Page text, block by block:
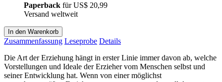
Paperback fürUS$ 20,99
Versand weltweit
In den Warenkorb
Zusammenfassung Leseprobe Details
Die Art der Erziehung hängt in erster Linie immer davon ab, welche
Vorstellungen und Ideale der Erzieher vom Menschen selbst und
seiner Entwicklung hat. Wenn von einer möglichst